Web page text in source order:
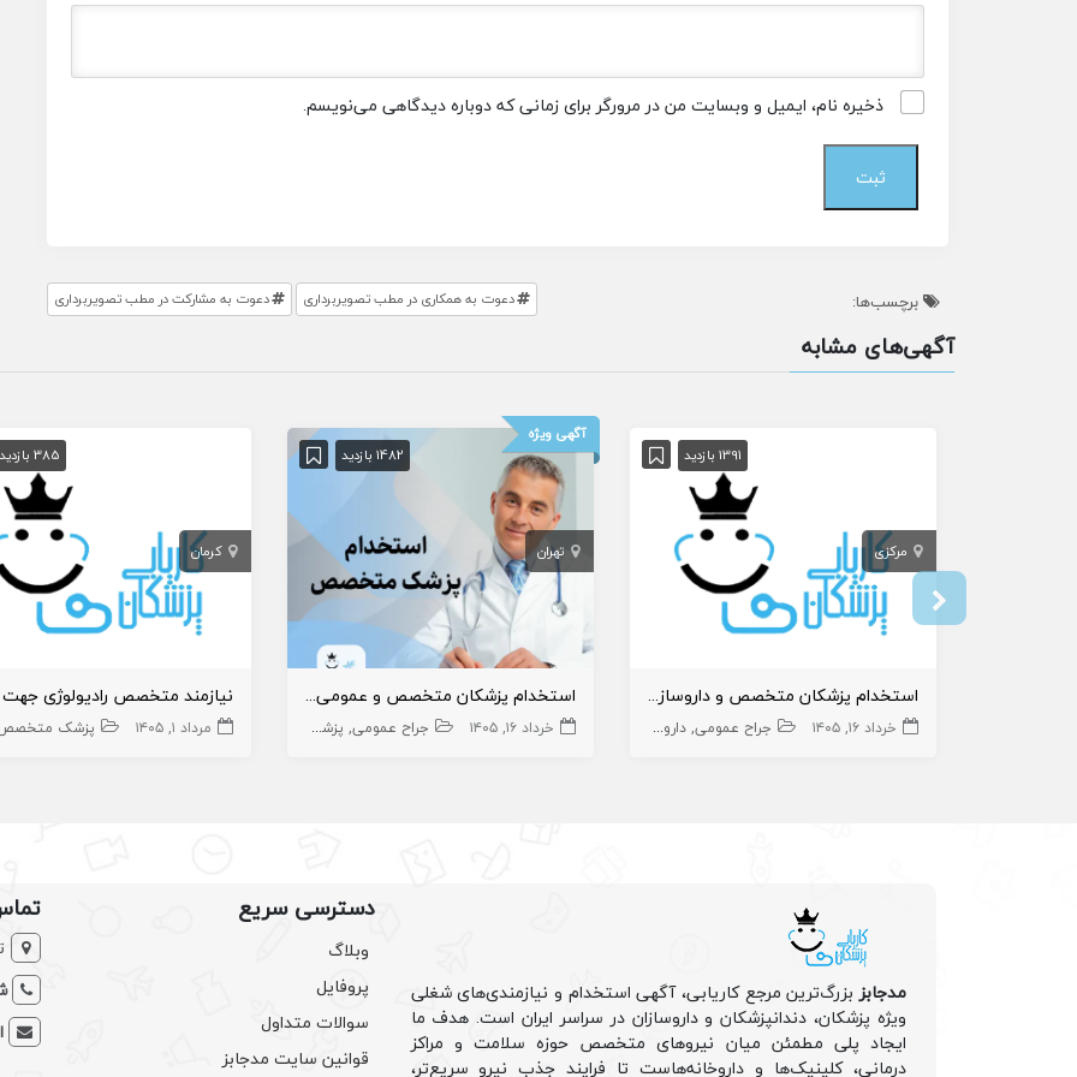
ذخیره نام، ایمیل و وبسایت من در مرورگر برای زمانی که دوباره دیدگاهی می‌نویسم.
برچسب‌ها: دعوت به همکاری در مطب تصویربرداری دعوت به مشارکت در مطب تصویربرداری
آگهی‌های مشابه
1391 بازدید
مرکزی
استخدام پزشکان متخصص و داروساز در بیمارستان شهید چمران ساوه
خرداد ۱۶, ۱۴۰۵ جراح عمومی داروساز پزشک متخصص جراح داروخانه و داروساز ارتوپد قلب و عروق رادیولوژی
آگهی ویژه
1482 بازدید
تهران
استخدام پزشکان متخصص و عمومی در ساختمان پزشکان فعال در اسلامشهر
خرداد ۱۶, ۱۴۰۵ جراح عمومی پزشک عمومی جراح پلاستیک و ترمیمی بیهوشی و درد
385 بازدید
کرمان
مرداد ۱, ۱۴۰۵ پزشک
مدجابزبزرگ‌ترین مرجع کاریابی، آگهی استخدام و نیازمندی‌های شغلی
ویژه پزشکان، دندانپزشکان و داروسازان در سراسر ایران است. هدف ما
ایجاد پلی مطمئن میان نیروهای متخصص حوزه سلامت و مراکز
درمانی، کلینیک‌ها و داروخانه‌هاست تا فرایند جذب نیرو سریع‌تر،
دسترسی سریع
وبلاگ
پروفایل
سوالات متداول
قوانین سایت مدجابز